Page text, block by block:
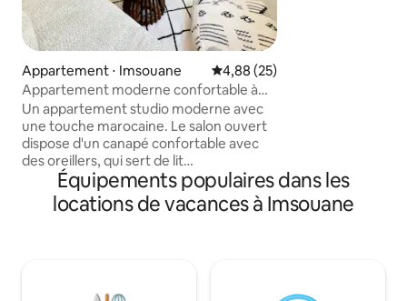
Appartement ⋅ Imsouane Évaluation moyenne sur la
4,88 (25)
Appartement moderne confortable à
Imsouane [N5]
Un appartement studio moderne avec
une touche marocaine. Le salon ouvert
dispose d'un canapé confortable avec
des oreillers, qui sert de lit
supplémentaire, d'une télévision
connectée avec Netflix, d'une
connexion Wi-Fi haut débit et d'une
couchers de
Remarque : nous
couples
Équipements populaires dans les
locations de vacances à Imsouane